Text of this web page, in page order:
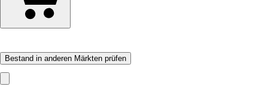
Bestand in anderen Märkten prüfen